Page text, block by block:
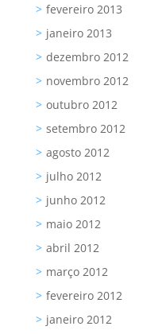
fevereiro 2013
janeiro 2013
dezembro 2012
novembro 2012
outubro 2012
setembro 2012
agosto 2012
julho 2012
junho 2012
maio 2012
abril 2012
março 2012
fevereiro 2012
janeiro 2012